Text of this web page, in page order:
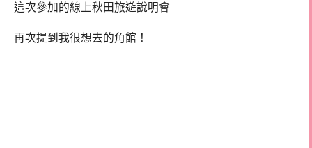
這次參加的線上秋田旅遊說明會
再次提到我很想去的角館！